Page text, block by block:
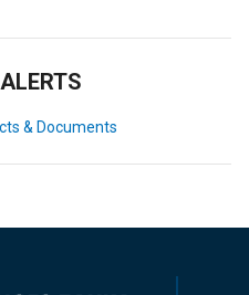
& Documents